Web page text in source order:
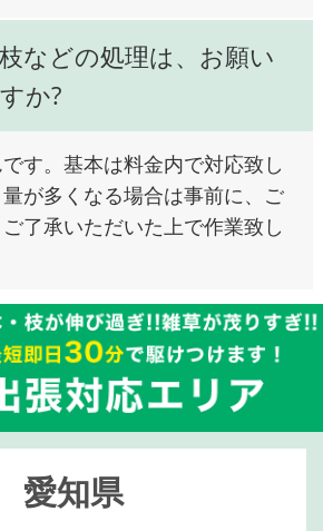
などの処理は、お願い
か?
す。基本は料金内で対応致し
量が多くなる場合は事前に、ご
了承いただいた上で作業致し
愛知県